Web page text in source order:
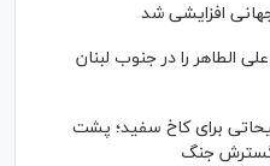
افزایشی شد
الطاهر را در جنوب لبنان
برای کاخ سفید؛ پشت
گسترش جنگ